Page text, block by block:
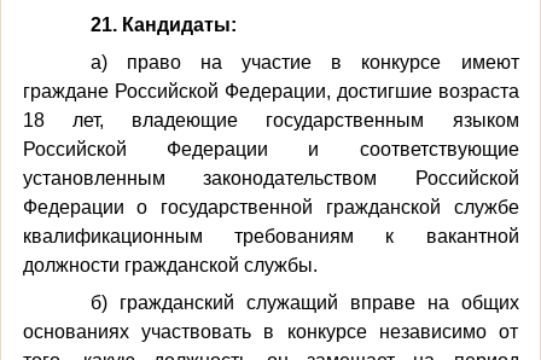
21. Кандидаты:
а) право на участие в конкурсе имеют
граждане Российской Федерации, достигшие возраста
18 лет, владеющие государственным языком
Российской Федерации и соответствующие
установленным законодательством Российской
Федерации о государственной гражданской службе
квалификационным требованиям к вакантной
должности гражданской службы.
б) гражданский служащий вправе на общих
основаниях участвовать в конкурсе независимо от